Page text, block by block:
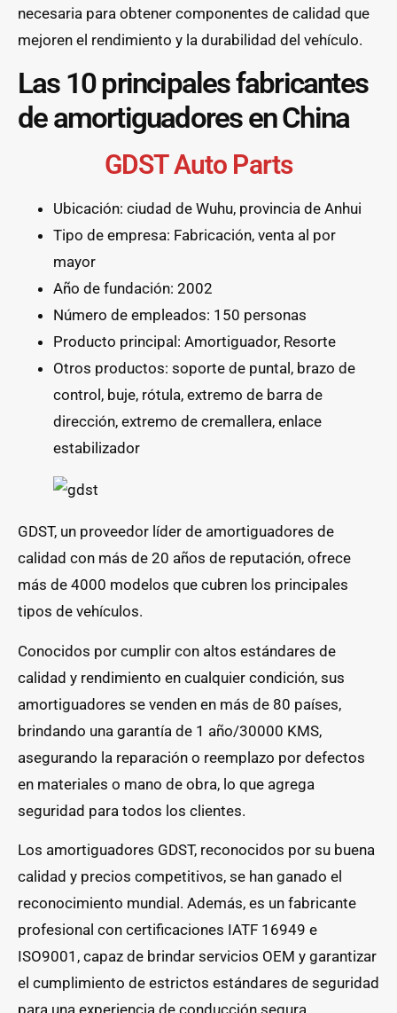
necesaria para obtener componentes de calidad que
mejoren el rendimiento y la durabilidad del vehículo.
Las 10 principales fabricantes
de amortiguadores en China
GDST Auto Parts
Ubicación: ciudad de Wuhu, provincia de Anhui
Tipo de empresa: Fabricación, venta al por
mayor
Año de fundación: 2002
Número de empleados: 150 personas
Producto principal: Amortiguador, Resorte
Otros productos: soporte de puntal, brazo de
control, buje, rótula, extremo de barra de
dirección, extremo de cremallera, enlace
estabilizador
GDST, un proveedor líder de amortiguadores de
calidad con más de 20 años de reputación, ofrece
más de 4000 modelos que cubren los principales
tipos de vehículos.
Conocidos por cumplir con altos estándares de
calidad y rendimiento en cualquier condición, sus
amortiguadores se venden en más de 80 países,
brindando una garantía de 1 año/30000 KMS,
asegurando la reparación o reemplazo por defectos
en materiales o mano de obra, lo que agrega
seguridad para todos los clientes.
Los amortiguadores GDST, reconocidos por su buena
calidad y precios competitivos, se han ganado el
reconocimiento mundial. Además, es un fabricante
profesional con certificaciones IATF 16949 e
ISO9001, capaz de brindar servicios OEM y garantizar
el cumplimiento de estrictos estándares de seguridad
para una experiencia de conducción segura.